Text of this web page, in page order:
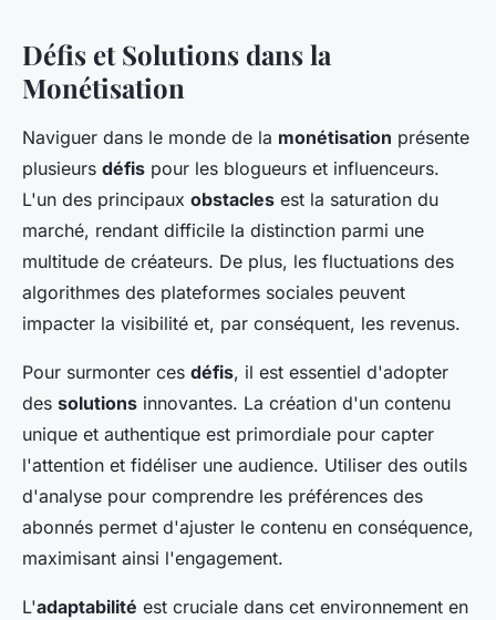
Défis et Solutions dans la
Monétisation
Naviguer dans le monde de la monétisation présente
plusieurs défis pour les blogueurs et influenceurs.
L'un des principaux obstacles est la saturation du
marché, rendant difficile la distinction parmi une
multitude de créateurs. De plus, les fluctuations des
algorithmes des plateformes sociales peuvent
impacter la visibilité et, par conséquent, les revenus.
Pour surmonter ces défis, il est essentiel d'adopter
des solutions innovantes. La création d'un contenu
unique et authentique est primordiale pour capter
l'attention et fidéliser une audience. Utiliser des outils
d'analyse pour comprendre les préférences des
abonnés permet d'ajuster le contenu en conséquence,
maximisant ainsi l'engagement.
L'adaptabilité est cruciale dans cet environnement en